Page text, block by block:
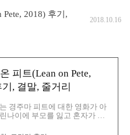
2018) 후기,
2018.10.16
피트(Lean on Pete,
, 결말, 줄거리
경주마 피트에 대한 영화가 아
나이에 부모를 잃고 혼자가 된
실적으로 표현하였다. 인생에서